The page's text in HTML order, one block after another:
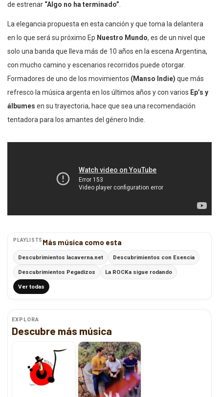
de estrenar “Algo no ha terminado”.
La elegancia propuesta en esta canción y que toma la delantera
en lo que será su próximo Ep Nuestro Mundo, es de un nivel que
solo una banda que lleva más de 10 años en la escena Argentina,
con mucho camino y escenarios recorridos puede otorgar.
Formadores de uno de los movimientos (Manso Indie) que más
refresco la música argenta en los últimos años y con varios Ep’s y
álbumes en su trayectoria, hace que sea una recomendación
tentadora para los amantes del género Indie.
PLAYLISTS Más música como esta
Descubrimientos lacaverna.net Descubrimientos con Esencia
Descubrimientos Pegadizos La ROCKa sigue rodando
Ver todas
EXPLORA
Descubre más música